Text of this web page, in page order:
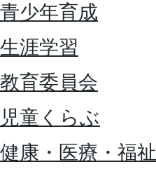
青少年育成
生涯学習
教育委員会
児童くらぶ
健康・医療・福祉